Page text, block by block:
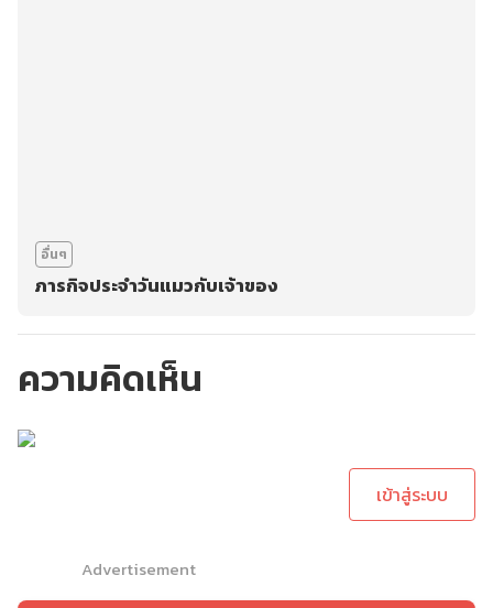
อื่นๆ
ภารกิจประจำวันแมวกับเจ้าของ
ความคิดเห็น
เข้าสู่ระบบ
Advertisement